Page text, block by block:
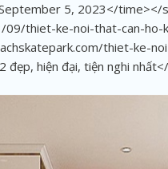
5, 2023</
thiet-ke-noi-that-can-ho-
thiet-ke-
đẹp, hiện đại, tiện nghi